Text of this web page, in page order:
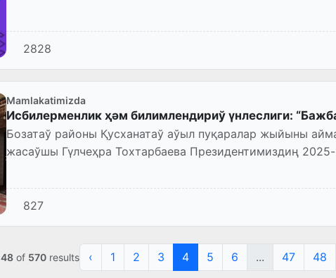
2828
Mamlakatimizda
Исбилерменлик ҳәм билимлендириў үнлеслиги:
Бозатаў районы Қусханатаў аўыл пуқаралар жыйыны
жасаўшы Гүлчеҳра Тохтарбаева Президентимиздиң
827
48 of 570 results ‹ 1 2 3 4 5 6 ... 47 48